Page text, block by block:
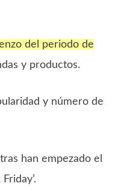
del periodo de
y productos.
y número de
han empezado el